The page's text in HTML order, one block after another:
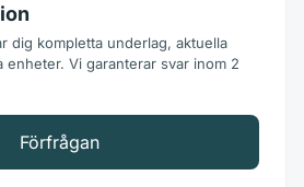
dig kompletta underlag, aktuella
enheter. Vi garanterar svar inom 2
Förfrågan